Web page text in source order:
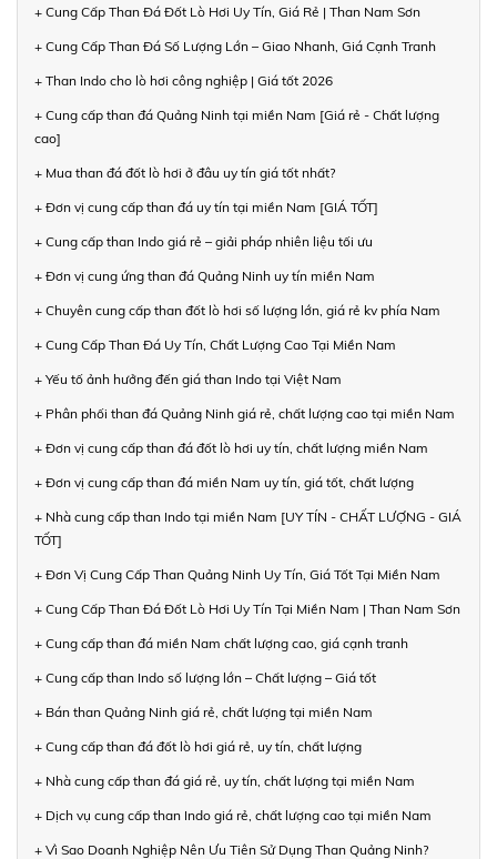
+ Cung Cấp Than Đá Đốt Lò Hơi Uy Tín, Giá Rẻ | Than Nam Sơn
+ Cung Cấp Than Đá Số Lượng Lớn – Giao Nhanh, Giá Cạnh Tranh
+ Than Indo cho lò hơi công nghiệp | Giá tốt 2026
+ Cung cấp than đá Quảng Ninh tại miền Nam [Giá rẻ - Chất lượng
cao]
+ Mua than đá đốt lò hơi ở đâu uy tín giá tốt nhất?
+ Đơn vị cung cấp than đá uy tín tại miền Nam [GIÁ TỐT]
+ Cung cấp than Indo giá rẻ – giải pháp nhiên liệu tối ưu
+ Đơn vị cung ứng than đá Quảng Ninh uy tín miền Nam
+ Chuyên cung cấp than đốt lò hơi số lượng lớn, giá rẻ kv phía Nam
+ Cung Cấp Than Đá Uy Tín, Chất Lượng Cao Tại Miền Nam
+ Yếu tố ảnh hưởng đến giá than Indo tại Việt Nam
+ Phân phối than đá Quảng Ninh giá rẻ, chất lượng cao tại miền Nam
+ Đơn vị cung cấp than đá đốt lò hơi uy tín, chất lượng miền Nam
+ Đơn vị cung cấp than đá miền Nam uy tín, giá tốt, chất lượng
+ Nhà cung cấp than Indo tại miền Nam [UY TÍN - CHẤT LƯỢNG - GIÁ
TỐT]
+ Đơn Vị Cung Cấp Than Quảng Ninh Uy Tín, Giá Tốt Tại Miền Nam
+ Cung Cấp Than Đá Đốt Lò Hơi Uy Tín Tại Miền Nam | Than Nam Sơn
+ Cung cấp than đá miền Nam chất lượng cao, giá cạnh tranh
+ Cung cấp than Indo số lượng lớn – Chất lượng – Giá tốt
+ Bán than Quảng Ninh giá rẻ, chất lượng tại miền Nam
+ Cung cấp than đá đốt lò hơi giá rẻ, uy tín, chất lượng
+ Nhà cung cấp than đá giá rẻ, uy tín, chất lượng tại miền Nam
+ Dịch vụ cung cấp than Indo giá rẻ, chất lượng cao tại miền Nam
+ Vì Sao Doanh Nghiệp Nên Ưu Tiên Sử Dụng Than Quảng Ninh?